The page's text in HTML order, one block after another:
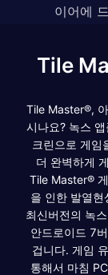
이어에
Tile
Tile Master®,
시나요? 녹스
크린으로 게임
더 완벽하게
Tile Master®
을 인한 발열
최신버전의 녹
안드로이드 7
겁니다. 게임
통해서 마침